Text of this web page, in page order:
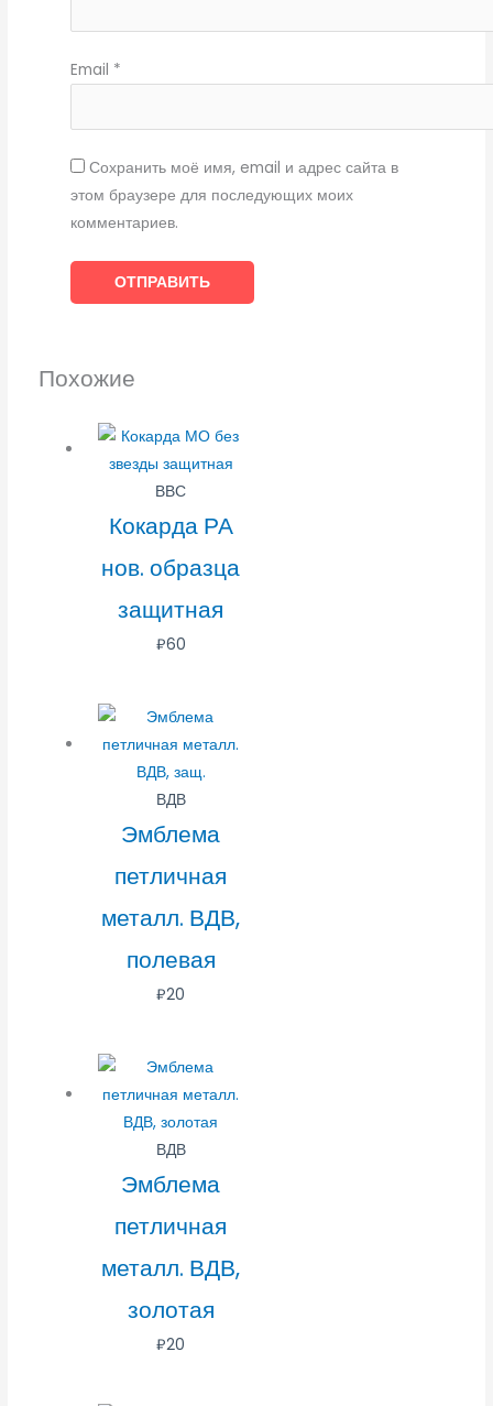
Email *
Сохранить моё имя, email и адрес сайта в
этом браузере для последующих моих
комментариев.
Похожие
ВВС
Кокарда РА
нов. образца
защитная
₽60
ВДВ
Эмблема
петличная
металл. ВДВ,
полевая
₽20
ВДВ
Эмблема
петличная
металл. ВДВ,
золотая
₽20